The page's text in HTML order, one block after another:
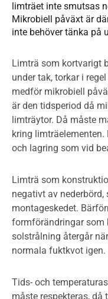
limträet inte smutsas
Mikrobiell påväxt är
inte behöver tänka på
Limträ som kortvarigt
under tak, torkar i
medför mikrobiell
är den tidsperiod då
limträytor. Då måste
kring
och lagring som vid
Limträ som
negativt av
montageskedet.
formförändringar som
solstrålning återgår
normala fuktkvot igen.
Tids- och
måste respekteras,